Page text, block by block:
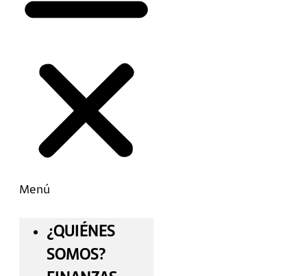
Menú
¿QUIÉNES
SOMOS?